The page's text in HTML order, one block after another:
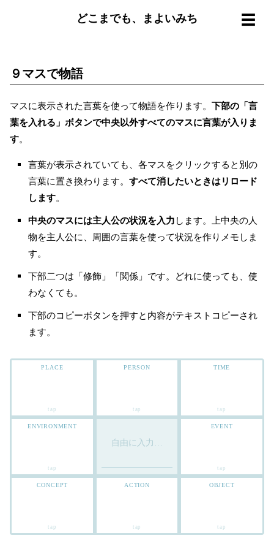
どこまでも、まよいみち ☰
９マスで物語
マスに表示された言葉を使って物語を作ります。 下部の「言
葉を入れる」ボタンで中央以外すべてのマスに言葉が入りま
す。
言葉が表示されていても、各マスをクリックすると別の
言葉に置き換わります。 すべて消したいときはリロード
します。
中央のマスには主人公の状況を入力 します。上中央の人
物を主人公に、周囲の言葉を使って状況を作りメモしま
す。
下部二つは「修飾」「関係」です。どれに使っても、使
わなくても。
下部のコピーボタンを押すと内容がテキストコピーされ
ます。
PLACE PERSON TIME
ENVIRONMENT EVENT
CONCEPT ACTION OBJECT